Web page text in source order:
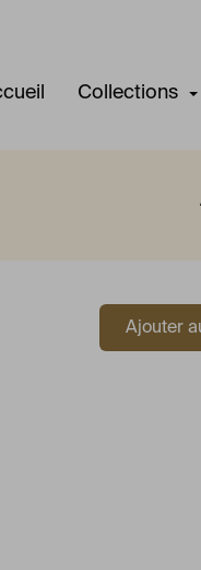
Collections
la recherche
Ajouter